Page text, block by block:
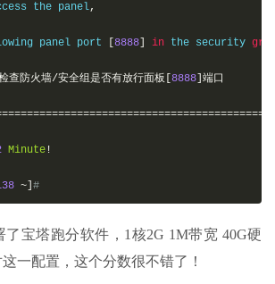
the panel,
panel port 8888 in the security
查防火墙/安全组是否有放行面板[ 8888 ]端口
Minute !
~] #
宝塔跑分软件，1核2G 1M带宽 40G硬
一配置，这个分数很不错了！